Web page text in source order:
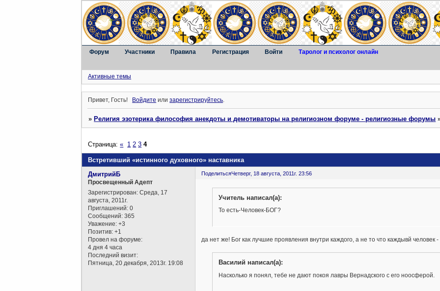
Форум Участники Правила Регистрация Войти Таролог и психолог онлайн
Активные темы
Привет, Гость! Войдите илизарегистрируйтесь.
»Религия эзотерика философия анекдоты и демотиваторы на религиозном форуме - религиозные форумы
Встретивший «истинного духовного» наставника
Страница:« 1 2 3 4
ПоделитьсяЧетверг, 18 августа, 2011г. 23:56
ДмитрийБ
Просвещенный Адепт
Зарегистрирован: Среда, 17
августа, 2011г.
Приглашений: 0
Сообщений: 365
Уважение: +3
Позитив: +1
Провел на форуме:
4 дня 4 часа
Последний визит:
Пятница, 20 декабря, 2013г. 19:08
Учитель написал(а):
То есть-Человек-БОГ?
да нет же! Бог как лучшие проявления внутри каждого, а не то что каждывй человек -
Василий написал(а):
Насколько я понял, тебе не дают покоя лавры Вернадского с его ноосферой.